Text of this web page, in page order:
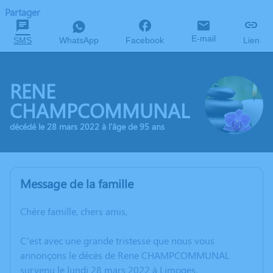
Partager
SMS WhatsApp Facebook E-mail Lien
RENE
CHAMPCOMMUNAL
décédé le 28 mars 2022 à l'âge de 95 ans
Message de la famille
Chère famille, chers amis,
C’est avec une grande tristesse que nous vous
annonçons le décès de Rene CHAMPCOMMUNAL
survenu le lundi 28 mars 2022 à Limoges.